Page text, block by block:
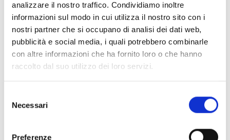
analizzare il nostro traffico. Condividiamo inoltre
informazioni sul modo in cui utilizza il nostro sito con i
nostri partner che si occupano di analisi dei dati web,
pubblicità e social media, i quali potrebbero combinarle
con altre informazioni che ha fornito loro o che hanno
raccolto dal suo utilizzo dei loro servizi.
delNecessari
Preferenze